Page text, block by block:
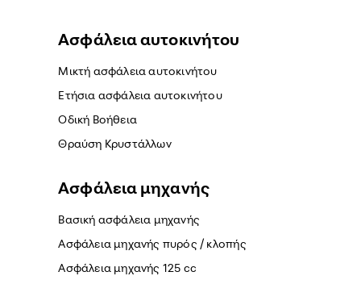
Ασφάλεια αυτοκινήτου
Μικτή ασφάλεια αυτοκινήτου
Ετήσια ασφάλεια αυτοκινήτου
Οδική Βοήθεια
Θραύση Κρυστάλλων
Ασφάλεια μηχανής
Βασική ασφάλεια μηχανής
Ασφάλεια μηχανής πυρός / κλοπής
Ασφάλεια μηχανής 125 cc